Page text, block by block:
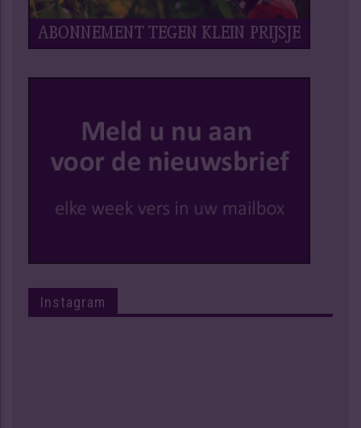
Instagram